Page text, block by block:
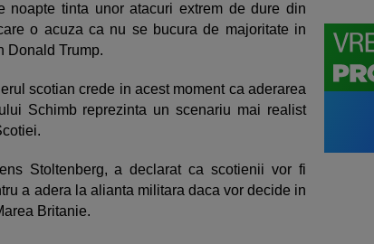
noapte tinta unor atacuri extrem de dure din
o acuza ca nu se bucura de majoritate in
Donald Trump.
scotian crede in acest moment ca aderarea
Schimb reprezinta un scenariu mai realist
Stoltenberg, a declarat ca scotienii vor fi
a adera la alianta militara daca vor decide in
Britanie.